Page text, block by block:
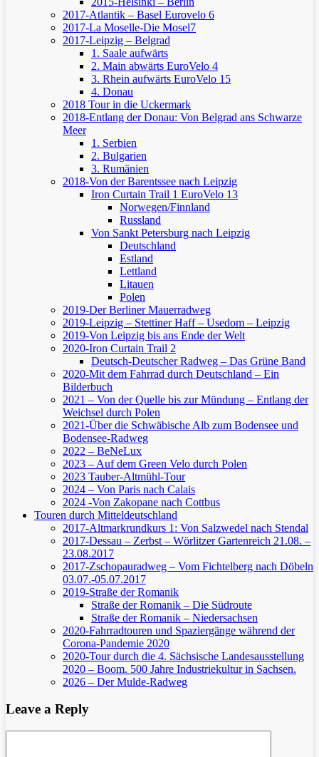
2017-Atlantik – Basel Eurovelo 6
2017-La Moselle-Die Mosel7
2017-Leipzig – Belgrad
1. Saale aufwärts
2. Main abwärts EuroVelo 4
3. Rhein aufwärts EuroVelo 15
4. Donau
2018 Tour in die Uckermark
2018-Entlang der Donau: Von Belgrad ans Schwarze
Meer
1. Serbien
2. Bulgarien
3. Rumänien
2018-Von der Barentssee nach Leipzig
Iron Curtain Trail 1 EuroVelo 13
Norwegen/Finnland
Russland
Von Sankt Petersburg nach Leipzig
Deutschland
Estland
Lettland
Litauen
Polen
2019-Der Berliner Mauerradweg
2019-Leipzig – Stettiner Haff – Usedom – Leipzig
2019-Von Leipzig bis ans Ende der Welt
2020-Iron Curtain Trail 2
Deutsch-Deutscher Radweg – Das Grüne Band
2020-Mit dem Fahrrad durch Deutschland – Ein
Bilderbuch
2021 – Von der Quelle bis zur Mündung – Entlang der
Weichsel durch Polen
2021-Über die Schwäbische Alb zum Bodensee und
Bodensee-Radweg
2022 – BeNeLux
2023 – Auf dem Green Velo durch Polen
2023 Tauber-Altmühl-Tour
2024 – Von Paris nach Calais
2024 -Von Zakopane nach Cottbus
Touren durch Mitteldeutschland
2017-Altmarkrundkurs 1: Von Salzwedel nach Stendal
2017-Dessau – Zerbst – Wörlitzer Gartenreich 21.08. –
23.08.2017
2017-Zschopauradweg – Vom Fichtelberg nach Döbeln
03.07.-05.07.2017
2019-Straße der Romanik
Straße der Romanik – Die Südroute
Straße der Romanik – Niedersachsen
2020-Fahrradtouren und Spaziergänge während der
Corona-Pandemie 2020
2020-Tour durch die 4. Sächsische Landesausstellung
2020 – Boom. 500 Jahre Industriekultur in Sachsen.
2026 – Der Mulde-Radweg
Leave a Reply